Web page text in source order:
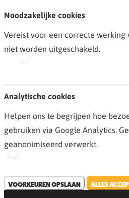
Noodzakelijke cookies
Vereist voor een correcte werking
niet worden uitgeschakeld.
Analytische cookies
Helpen ons te begrijpen hoe
gebruiken via Google Analytics.
geanonimiseerd verwerkt.
VOORKEUREN OPSLAAN ALLES